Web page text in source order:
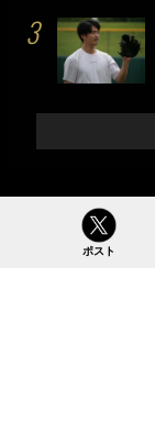
ポスト